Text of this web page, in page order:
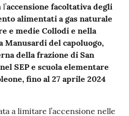
accensione facoltativa degli
alimentati a gas naturale
e medie Collodi e nella
Manusardi del capoluogo,
della frazione di San
SEP e scuola elementare
fino al 27 aprile 2024
a limitare l’accensione nelle